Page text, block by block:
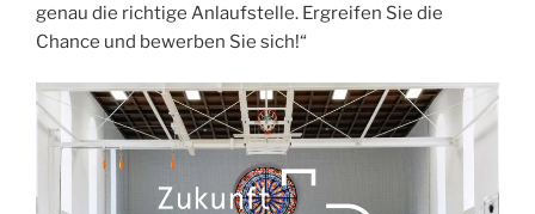
genau die richtige Anlaufstelle. Ergreifen Sie die
Chance und bewerben Sie sich!“